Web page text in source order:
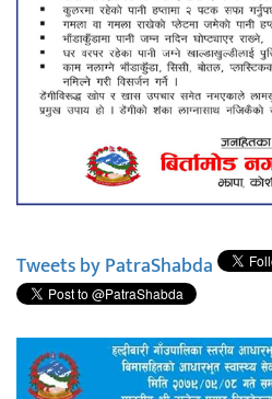
Tweets by PatraShabda